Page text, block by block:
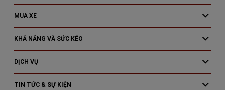
MUA XE
KHẢ NĂNG VÀ SỨC KÉO
DỊCH VỤ
TIN TỨC & SỰ KIỆN